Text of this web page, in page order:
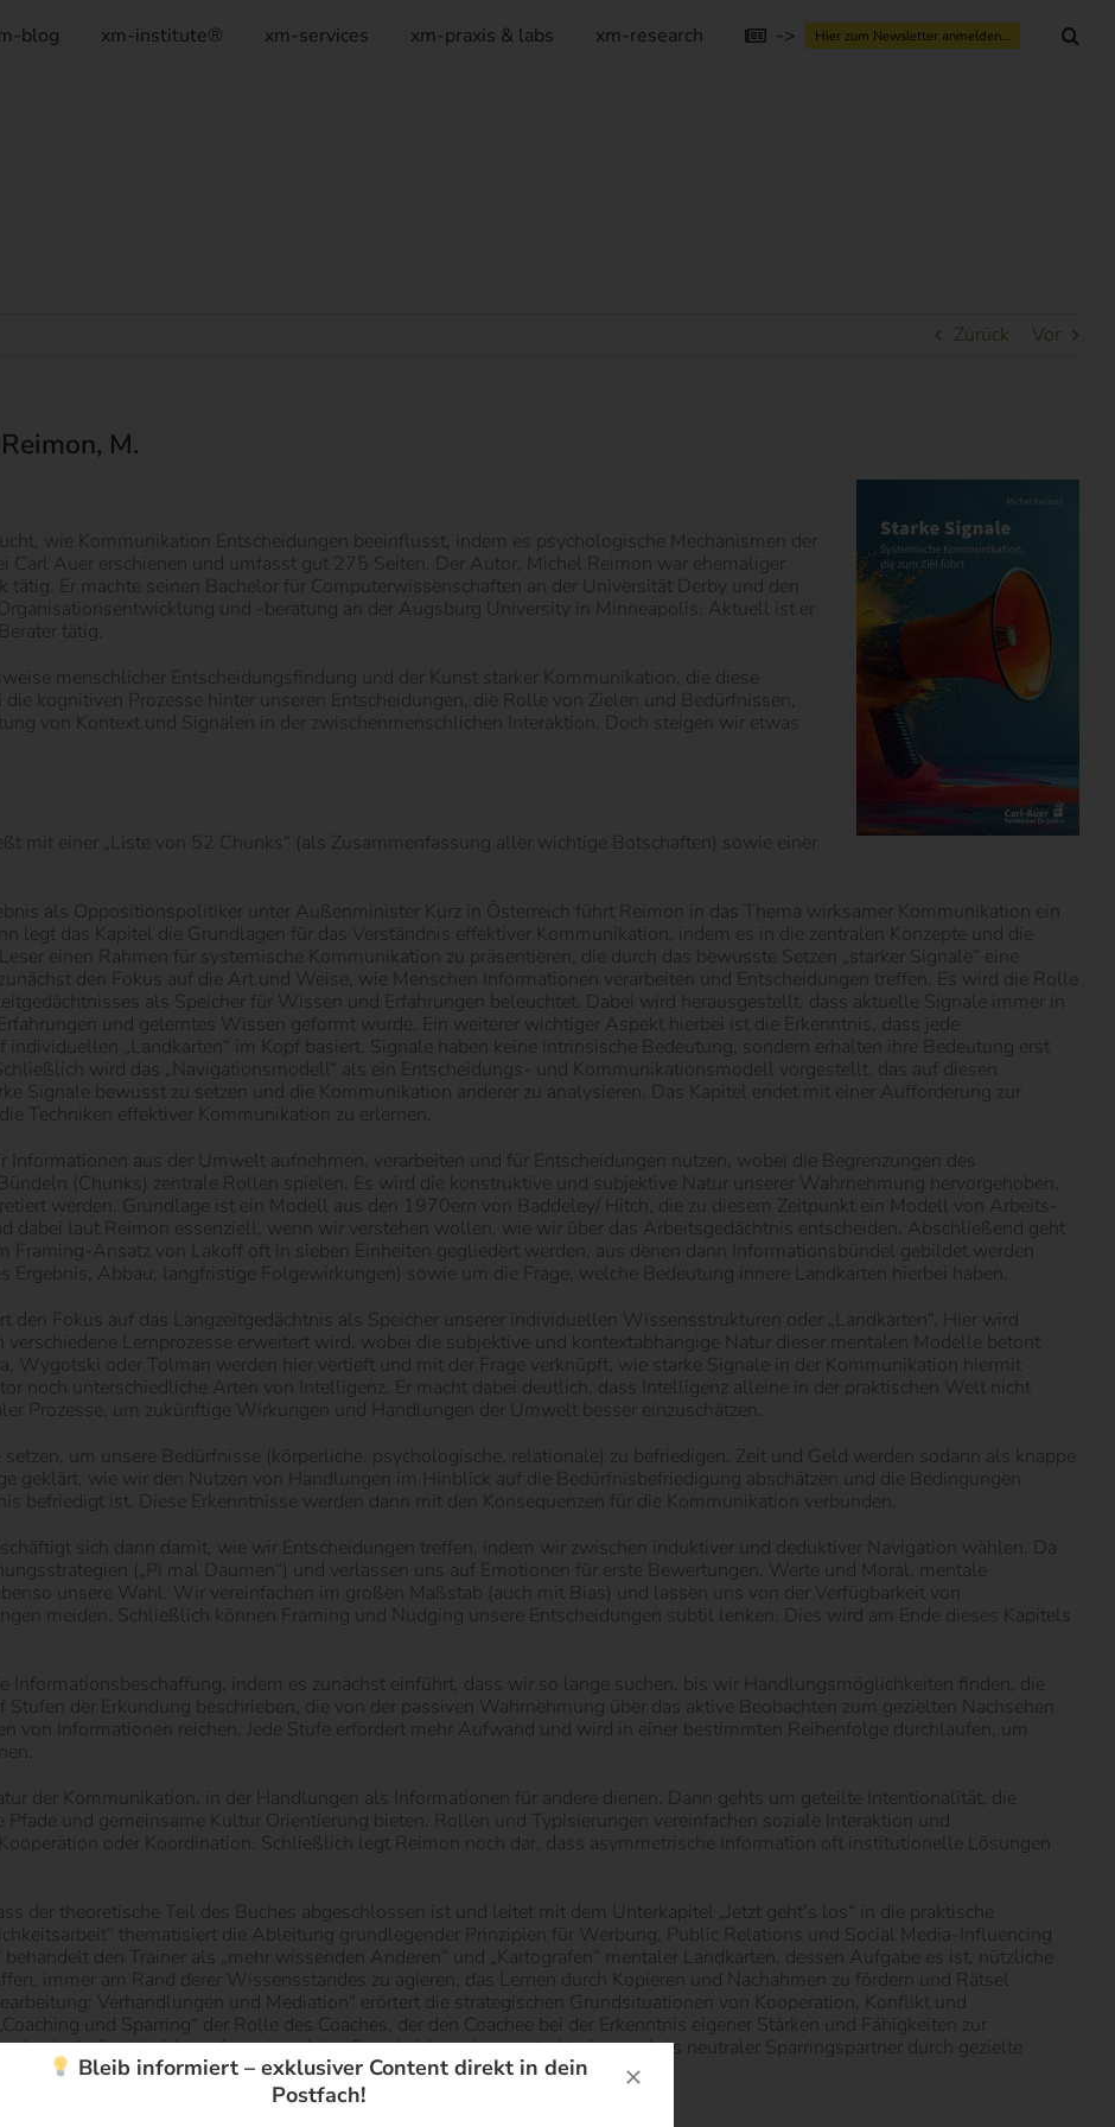
blog xm-institute® xm-services xm-praxis & labs xm-research -> Hier zum Newsletter anmelden...
Zurück Vor
M.
wie Kommunikation Entscheidungen beeinflusst, indem es psychologische Mechanismen der
Carl Auer erschienen und umfasst gut 275 Seiten. Der Autor, Michel Reimon war ehemaliger
Er machte seinen Bachelor für Computerwissenschaften an der Universität Derby und den
und -beratung an der Augsburg University in Minneapolis. Aktuell ist er
tätig.
menschlicher Entscheidungsfindung und der Kunst starker Kommunikation, die diese
kognitiven Prozesse hinter unseren Entscheidungen, die Rolle von Zielen und Bedürfnissen,
von Kontext und Signalen in der zwischenmenschlichen Interaktion. Doch steigen wir etwas
mit einer „Liste von 52 Chunks“ (als Zusammenfassung aller wichtige Botschaften) sowie einer
als Oppositionspolitiker unter Außenminister Kurz in Österreich führt Reimon in das Thema wirksamer Kommunikation ein
legt das Kapitel die Grundlagen für das Verständnis effektiver Kommunikation, indem es in die zentralen Konzepte und die
einen Rahmen für systemische Kommunikation zu präsentieren, die durch das bewusste Setzen „starker Signale“ eine
den Fokus auf die Art und Weise, wie Menschen Informationen verarbeiten und Entscheidungen treffen. Es wird die Rolle
als Speicher für Wissen und Erfahrungen beleuchtet. Dabei wird herausgestellt, dass aktuelle Signale immer in
und gelerntes Wissen geformt wurde. Ein weiterer wichtiger Aspekt hierbei ist die Erkenntnis, dass jede
„Landkarten“ im Kopf basiert. Signale haben keine intrinsische Bedeutung, sondern erhalten ihre Bedeutung erst
wird das „Navigationsmodell“ als ein Entscheidungs- und Kommunikationsmodell vorgestellt, das auf diesen
Signale bewusst zu setzen und die Kommunikation anderer zu analysieren. Das Kapitel endet mit einer Aufforderung zur
Techniken effektiver Kommunikation zu erlernen.
Informationen aus der Umwelt aufnehmen, verarbeiten und für Entscheidungen nutzen, wobei die Begrenzungen des
(Chunks) zentrale Rollen spielen. Es wird die konstruktive und subjektive Natur unserer Wahrnehmung hervorgehoben,
werden. Grundlage ist ein Modell aus den 1970ern von Baddeley/ Hitch, die zu diesem Zeitpunkt ein Modell von Arbeits-
dabei laut Reimon essenziell, wenn wir verstehen wollen, wie wir über das Arbeitsgedächtnis entscheiden. Abschließend geht
Framing-Ansatz von Lakoff oft in sieben Einheiten gegliedert werden, aus denen dann Informationsbündel gebildet werden
Abbau, langfristige Folgewirkungen) sowie um die Frage, welche Bedeutung innere Landkarten hierbei haben.
den Fokus auf das Langzeitgedächtnis als Speicher unserer individuellen Wissensstrukturen oder „Landkarten“. Hier wird
Lernprozesse erweitert wird, wobei die subjektive und kontextabhängige Natur dieser mentalen Modelle betont
Wygotski oder Tolman werden hier vertieft und mit der Frage verknüpft, wie starke Signale in der Kommunikation hiermit
noch unterschiedliche Arten von Intelligenz. Er macht dabei deutlich, dass Intelligenz alleine in der praktischen Welt nicht
Prozesse, um zukünftige Wirkungen und Handlungen der Umwelt besser einzuschätzen.
um unsere Bedürfnisse (körperliche, psychologische, relationale) zu befriedigen. Zeit und Geld werden sodann als knappe
geklärt, wie wir den Nutzen von Handlungen im Hinblick auf die Bedürfnisbefriedigung abschätzen und die Bedingungen
befriedigt ist. Diese Erkenntnisse werden dann mit den Konsequenzen für die Kommunikation verbunden.
sich dann damit, wie wir Entscheidungen treffen, indem wir zwischen induktiver und deduktiver Navigation wählen. Da
(„Pi mal Daumen“) und verlassen uns auf Emotionen für erste Bewertungen. Werte und Moral, mentale
unsere Wahl. Wir vereinfachen im großen Maßstab (auch mit Bias) und lassen uns von der Verfügbarkeit von
meiden. Schließlich können Framing und Nudging unsere Entscheidungen subtil lenken. Dies wird am Ende dieses Kapitels
Informationsbeschaffung, indem es zunächst einführt, dass wir so lange suchen, bis wir Handlungsmöglichkeiten finden, die
der Erkundung beschrieben, die von der passiven Wahrnehmung über das aktive Beobachten zum gezielten Nachsehen
von Informationen reichen. Jede Stufe erfordert mehr Aufwand und wird in einer bestimmten Reihenfolge durchlaufen, um
der Kommunikation, in der Handlungen als Informationen für andere dienen. Dann gehts um geteilte Intentionalität, die
und gemeinsame Kultur Orientierung bieten. Rollen und Typisierungen vereinfachen soziale Interaktion und
oder Koordination. Schließlich legt Reimon noch dar, dass asymmetrische Information oft institutionelle Lösungen
der theoretische Teil des Buches abgeschlossen ist und leitet mit dem Unterkapitel „Jetzt geht’s los“ in die praktische
thematisiert die Ableitung grundlegender Prinzipien für Werbung, Public Relations und Social Media-Influencing
den Trainer als „mehr wissenden Anderen“ und „Kartografen“ mentaler Landkarten, dessen Aufgabe es ist, nützliche
immer am Rand derer Wissensstandes zu agieren, das Lernen durch Kopieren und Nachahmen zu fördern und Rätsel
Verhandlungen und Mediation“ erörtert die strategischen Grundsituationen von Kooperation, Konflikt und
und Sparring“ der Rolle des Coaches, der den Coachee bei der Erkenntnis eigener Stärken und Fähigkeiten zur
die Entscheidungsformel und den Entscheidungsbaum strukturiert und als neutraler Sparringspartner durch gezielte
Bleib informiert – exklusiver Content direkt in dein
Postfach!